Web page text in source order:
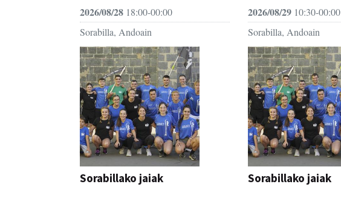
2026/08/28 18:00-00:00
Sorabilla, Andoain
Sorabillako jaiak
2026/08/2910:30-00:00
Sorabilla, Andoain
Sorabillako jaiak